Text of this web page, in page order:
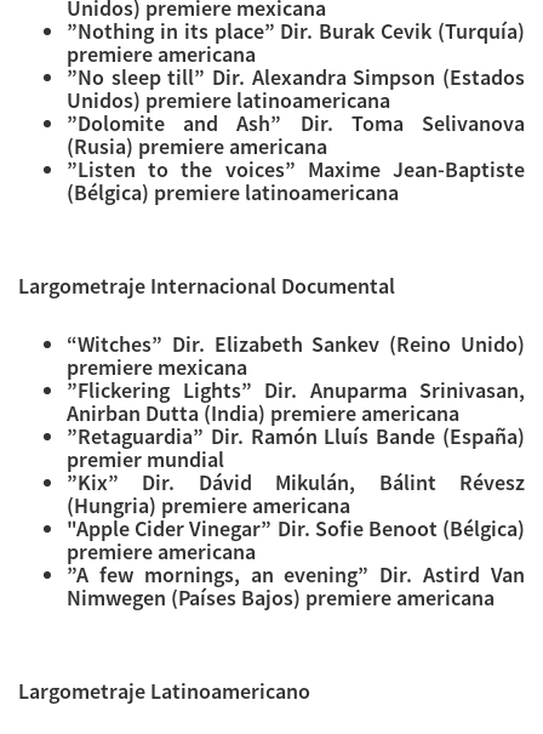
Unidos) premiere mexicana
”Nothing in its place” Dir. Burak Cevik (Turquía)
premiere americana
”No sleep till” Dir. Alexandra Simpson (Estados
Unidos) premiere latinoamericana
”Dolomite and Ash” Dir. Toma Selivanova
(Rusia) premiere americana
”Listen to the voices” Maxime Jean-Baptiste
(Bélgica) premiere latinoamericana
Largometraje Internacional Documental
“Witches” Dir. Elizabeth Sankev (Reino Unido)
premiere mexicana
”Flickering Lights” Dir. Anuparma Srinivasan,
Anirban Dutta (India) premiere americana
”Retaguardia” Dir. Ramón Lluís Bande (España)
premier mundial
”Kix” Dir. Dávid Mikulán, Bálint Révesz
(Hungria) premiere americana
"Apple Cider Vinegar” Dir. Sofie Benoot (Bélgica)
premiere americana
”A few mornings, an evening” Dir. Astird Van
Nimwegen (Países Bajos) premiere americana
Largometraje Latinoamericano